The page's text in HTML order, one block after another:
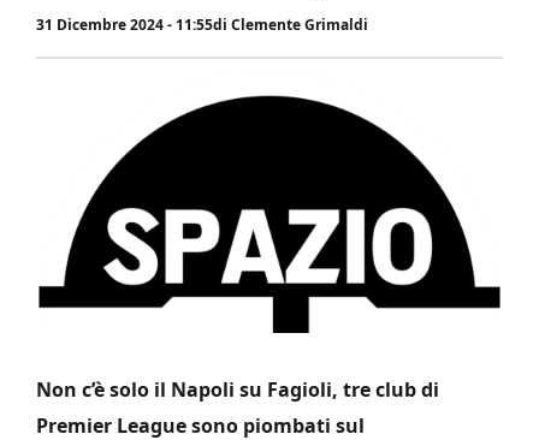
31 Dicembre 2024 - 11:55di Clemente Grimaldi
Non c’è solo il Napoli su Fagioli, tre club di
Premier League sono piombati sul